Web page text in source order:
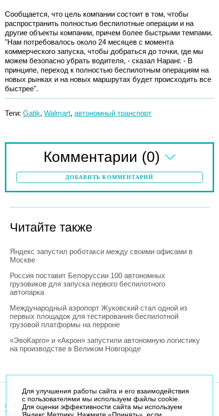
Сообщается, что цель компании состоит в том, чтобы
распространить полностью беспилотные операции и на
другие объекты компании, причем более быстрыми темпами.
"Нам потребовалось около 24 месяцев с момента
коммерческого запуска, чтобы добраться до точки, где мы
можем безопасно убрать водителя, - сказал Наранг. - В
принципе, переход к полностью беспилотным операциям на
новых рынках и на новых маршрутах будет происходить все
быстрее".
Теги: Gatik, Walmart, автономный транспорт
Комментарии (0)
ДОБАВИТЬ КОММЕНТАРИЙ
Читайте также
Яндекс запустил роботакси между своими офисами в
Москве
Россия поставит Белоруссии 100 автономных
грузовиков для запуска первого беспилотного
автопарка
Международный аэропорт Жуковский стал одной из
первых площадок для тестирования беспилотной
грузовой платформы на перроне
«ЭвоКарго» и «Акрон» запустили автономную логистику
на производстве в Великом Новгороде
© 2014-2026. Robogeek.ru - проект группы “Текарт”.
Телефон редакции+7(495) 790-7591
Для улучшения работы сайта и его взаимодействия
с пользователями мы используем файлы cookie.
Для оценки эффективности сайта мы используем